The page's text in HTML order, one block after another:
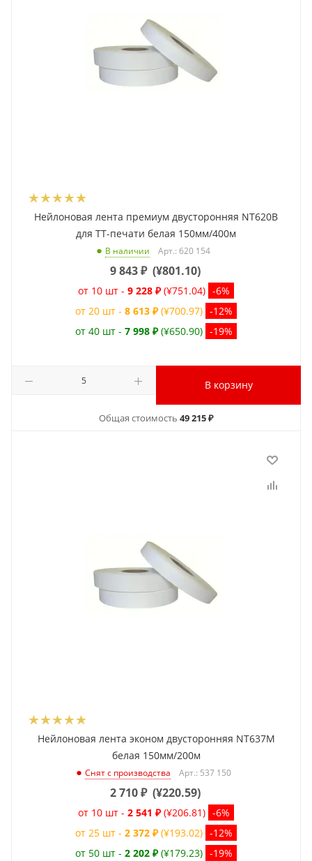
Нейлоновая лента премиум двусторонняя NT620B
для ТТ-печати белая 150мм/400м
В наличии Арт.: 620 154
9 843₽ (¥801.10)
от 10 шт - 9 228 ₽ (¥751.04) -6%
от 20 шт - 8 613 ₽ (¥700.97) -12%
от 40 шт - 7 998 ₽ (¥650.90) -19%
В корзину
Общая стоимость 49 215 ₽
Нейлоновая лента эконом двусторонняя NT637M
белая 150мм/200м
Снят с производства Арт.: 537 150
2 710₽ (¥220.59)
от 10 шт - 2 541 ₽ (¥206.81) -6%
от 25 шт - 2 372 ₽ (¥193.02) -12%
от 50 шт - 2 202 ₽ (¥179.23) -19%